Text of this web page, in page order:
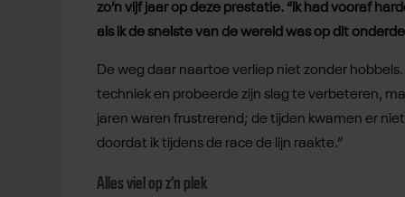
zo’n vijf jaar op deze prestatie. “Ik had vooraf
als ik de snelste van de wereld was op dit
De weg daar naartoe verliep niet zonder
techniek en probeerde zijn slag te verbeteren,
jaren waren frustrerend; de tijden kwamen er
doordat ik tijdens de race de lijn raakte.”
Alles viel op z’n plek